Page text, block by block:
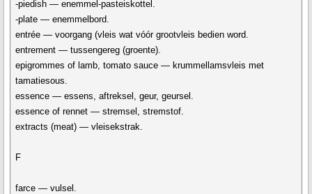
-piedish — enemmel-pasteiskottel.
-plate — enemmelbord.
entrée — voorgang (vleis wat vóór grootvleis bedien word.
entrement — tussengereg (groente).
epigrommes of lamb, tomato sauce — krummellamsvleis met
tamatiesous.
essence — essens, aftreksel, geur, geursel.
essence of rennet — stremsel, stremstof.
extracts (meat) — vleisekstrak.
F
farce — vulsel.